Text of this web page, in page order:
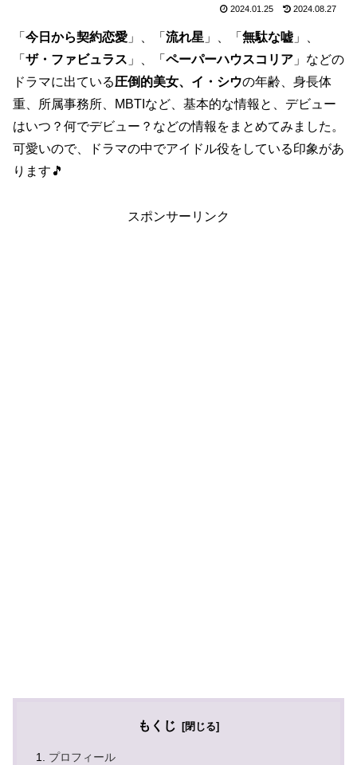
2024.01.25 2024.08.27
「 今日から契約恋愛 」、「 流れ星 」、「 無駄な嘘 」、
「 ザ・ファビュラス 」、「 ペーパーハウスコリア 」などの
ドラマに出ている圧倒的美女、イ・シウの年齢、身長体
重、所属事務所、MBTIなど、基本的な情報と、デビュー
はいつ？何でデビュー？などの情報をまとめてみました。
可愛いので、ドラマの中でアイドル役をしている印象があ
ります🎵
スポンサーリンク
もくじ
プロフィール